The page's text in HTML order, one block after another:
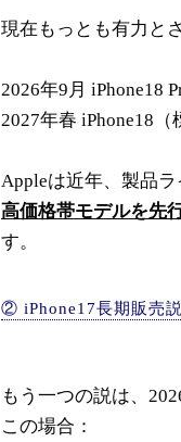
現在もっとも有力と
2026年9月 iPhone18
2027年春 iPhone18（
Appleは近年、製品
高価格帯モデルを先
す。
② iPhone17長期販売
もう一つの説は、
この場合：